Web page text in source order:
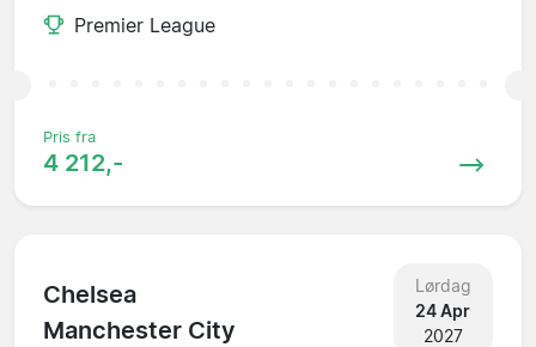
Premier League
Pris fra
4 212,-
Chelsea
Manchester City
Lørdag
24 Apr
2027